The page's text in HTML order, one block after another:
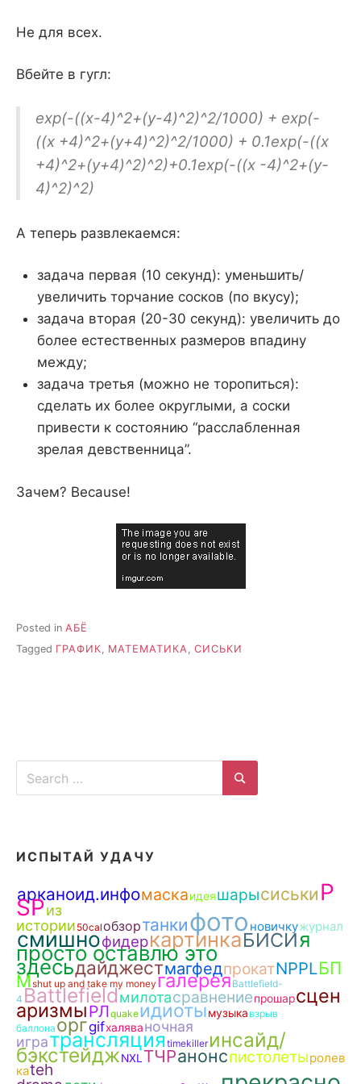
Не для всех.
Вбейте в гугл:
exp(-((x-4)^2+(y-4)^2)^2/1000) + exp(-
((x +4)^2+(y+4)^2)^2/1000) + 0.1exp(-((x
+4)^2+(y+4)^2)^2)+0.1exp(-((x -4)^2+(y-
4)^2)^2)
А теперь развлекаемся:
задача первая (10 секунд): уменьшить/
увеличить торчание сосков (по вкусу);
задача вторая (20-30 секунд): увеличить до
более естественных размеров впадину
между;
задача третья (можно не торопиться):
сделать их более округлыми, а соски
привести к состоянию “расслабленная
зрелая девственница”.
Зачем? Because!
Posted in АБЁ
Tagged ГРАФИК МАТЕМАТИКА СИСЬКИ
Search
ИСПЫТАЙ УДАЧУ
арканоид.инфомаскаидеяшарысиськиP
SPиз
истории 50calобзортанкифото новичкужурнал
смишнофидеркартинкаБИСИя
просто оставлю это
здесьдайджестмагфедпрокатNPPLБП
Мshut up and take my money галереяBattlefield-
4Battlefieldмилотасравнениепрошарсцен
аризмыРЛquakeидиотымузыка взрыв
баллона оргgifхаляваночная
игратрансляция timekillerинсайд/
бэкстейджNXL ТЧРанонспистолетыролев
каteh